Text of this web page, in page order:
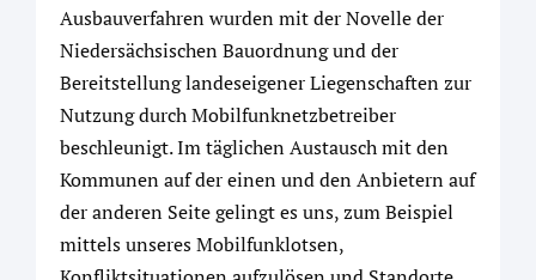
Ausbauverfahren wurden mit der Novelle der
Niedersächsischen Bauordnung und der
Bereitstellung landeseigener Liegenschaften zur
Nutzung durch Mobilfunknetzbetreiber
beschleunigt. Im täglichen Austausch mit den
Kommunen auf der einen und den Anbietern auf
der anderen Seite gelingt es uns, zum Beispiel
mittels unseres Mobilfunklotsen,